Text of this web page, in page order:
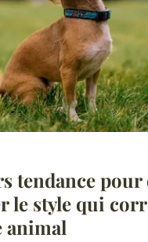
tendance pour
le style qui
animal